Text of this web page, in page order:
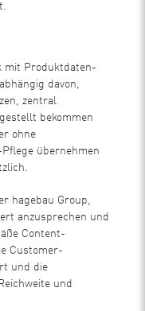
mit Produktdaten-
davon,
zentral
bekommen
ohne
übernehmen
hagebau Group,
anzusprechen und
Content-
Customer-
und die
und